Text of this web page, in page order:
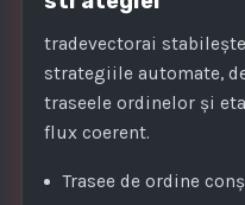
tradevectorai
strategiile automate,
traseele ordinelor și
flux coerent.
Trasee de ordine